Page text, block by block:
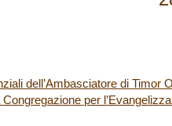
dell’Ambasciatore di Timor
per